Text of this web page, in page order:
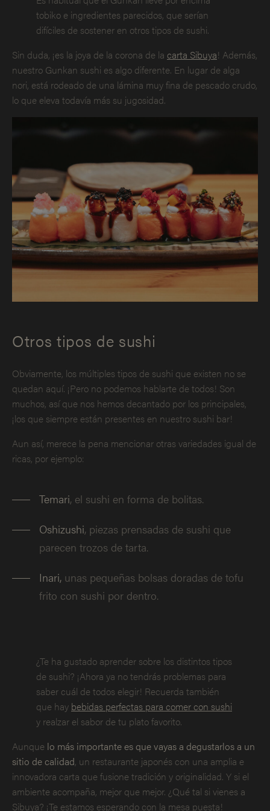
tobiko e ingredientes parecidos, que serían
difíciles de sostener en otros tipos de sushi.
Sin duda, ¡es la joya de la corona de la carta Sibuya! Además,
nuestro Gunkan sushi es algo diferente. En lugar de alga
nori, está rodeado de una lámina muy fina de pescado crudo,
lo que eleva todavía más su jugosidad.
Otros tipos de sushi
Obviamente, los múltiples tipos de sushi que existen no se
quedan aquí. ¡Pero no podemos hablarte de todos! Son
muchos, así que nos hemos decantado por los principales,
¡los que siempre están presentes en nuestro sushi bar!
Aun así, merece la pena mencionar otras variedades igual de
ricas, por ejemplo:
Temari, el sushi en forma de bolitas.
Oshizushi, piezas prensadas de sushi que
parecen trozos de tarta.
Inari, unas pequeñas bolsas doradas de tofu
frito con sushi por dentro.
¿Te ha gustado aprender sobre los distintos tipos
de sushi? ¡Ahora ya no tendrás problemas para
saber cuál de todos elegir! Recuerda también
que hay bebidas perfectas para comer con sushi
y realzar el sabor de tu plato favorito.
Aunque lo más importante es que vayas a degustarlos a un
sitio de calidad, un restaurante japonés con una amplia e
innovadora carta que fusione tradición y originalidad. Y si el
ambiente acompaña, mejor que mejor. ¿Qué tal si vienes a
Sibuya? ¡Te estamos esperando con la mesa puesta!